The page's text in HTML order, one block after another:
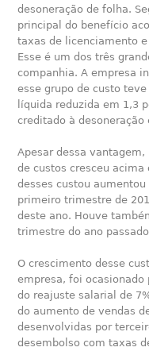
desoneração de folha.
principal do benefício
taxas de licenciamento
Esse é um dos três
companhia. A empresa
esse grupo de custo
líquida reduzida em 1,3
creditado à
Apesar dessa
de custos cresceu
desses custou
primeiro trimestre de
deste ano. Houve
trimestre do ano
O crescimento desse
empresa, foi
do reajuste salarial de
do aumento de vendas
desenvolvidas por
desembolso com taxas